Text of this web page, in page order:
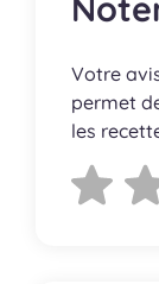
Votre
permet
les